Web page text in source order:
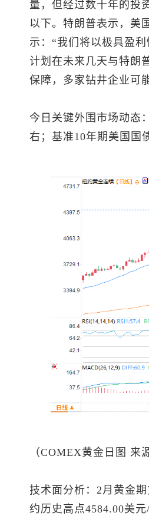
量，但经过数十年的投
以下。特朗普表示，美
示：“我们将以极具盈
计划在未来几天与特朗
保障，多家钻井企业可
今日关键外围市场动态：
右；基准10年期美国国
（COMEX黄金日图 来
技术面分析：2月黄金
约历史高点4584.00美